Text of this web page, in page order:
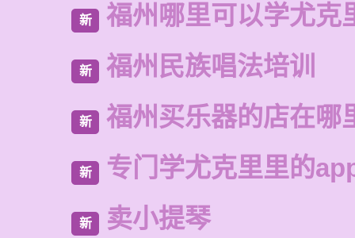
新 福州哪里可以学尤克
新 福州民族唱法培训
新 福州买乐器的店在哪
新 专门学尤克里里的
新 卖小提琴